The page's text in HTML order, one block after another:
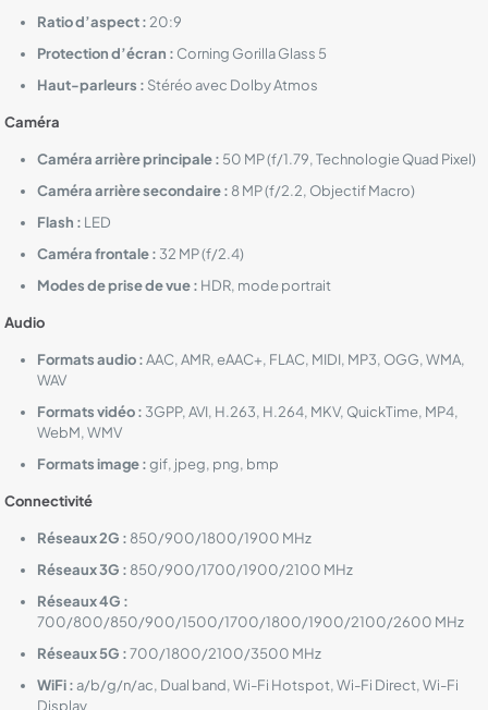
Ratio d’aspect : 20:9
Protection d’écran : Corning Gorilla Glass 5
Haut-parleurs : Stéréo avec Dolby Atmos
Caméra
Caméra arrière principale : 50 MP (f/1.79, Technologie Quad Pixel)
Caméra arrière secondaire : 8 MP (f/2.2, Objectif Macro)
Flash : LED
Caméra frontale : 32 MP (f/2.4)
Modes de prise de vue : HDR, mode portrait
Audio
Formats audio :AAC, AMR, eAAC+, FLAC, MIDI, MP3, OGG, WMA,
WAV
Formats vidéo : 3GPP, AVI, H.263, H.264, MKV, QuickTime, MP4,
WebM, WMV
Formats image :gif, jpeg, png, bmp
Connectivité
Réseaux 2G : 850/900/1800/1900 MHz
Réseaux 3G : 850/900/1700/1900/2100 MHz
Réseaux 4G :
700/800/850/900/1500/1700/1800/1900/2100/2600 MHz
Réseaux 5G :700/1800/2100/3500 MHz
WiFi :a/b/g/n/ac, Dual band, Wi-Fi Hotspot, Wi-Fi Direct, Wi-Fi
Display